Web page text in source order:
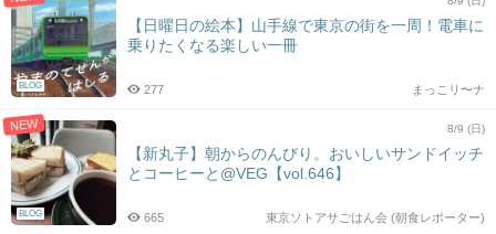
BLOG
【日曜日の絵本】山手線で東京の街を一周！電車に
乗りたくなる楽しい一冊
まっこリ〜ナ
277
NEW
BLOG
8/9 (日)
【新丸子】朝からのんびり。おいしいサンドイッチ
とコーヒーと@VEG【vol.646】
東京ソトアサごはん会 (朝食レポーター)
665